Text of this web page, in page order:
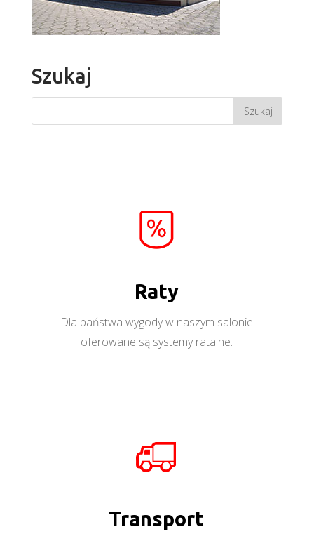
Szukaj
Raty
Dla państwa wygody w naszym salonie
oferowane są systemy ratalne.
Transport